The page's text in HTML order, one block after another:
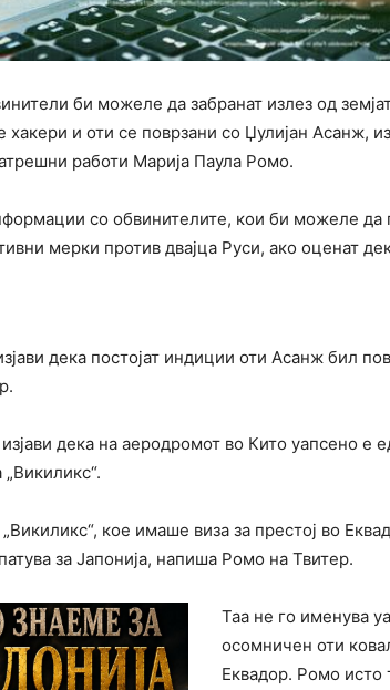
би можеле да забранат излез од
хакери и оти се поврзани со Џулијан Асанж,
работи Марија Паула Ромо.
со обвинителите, кои би можеле да
мерки против двајца Руси, ако оценат
дека постојат индиции оти Асанж бил
дека на аеродромот во Кито уапсено е
кое имаше виза за престој во
за Јапонија, напиша Ромо на Твитер.
Таа не го именува
осомничен оти
Еквадор. Ромо исто